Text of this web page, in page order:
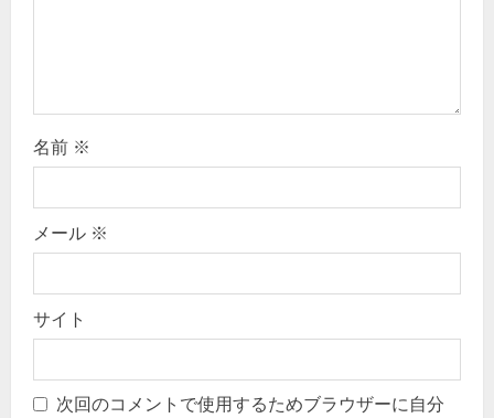
名前 ※
メール ※
サイト
次回のコメントで使用するためブラウザーに自分